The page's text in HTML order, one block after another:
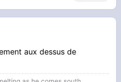
aux dessus de